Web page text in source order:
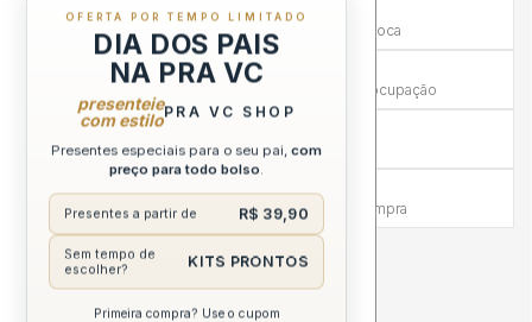
Primeira Troca Grátis
Frete por nossa conta na primeira troca
Troca em até 30 dias
Mais tempo para experimentar sem preocupação
7 dias para reembolso integral
Atendimento Humanizado
Via WhatsApp antes e depois da compra
DESCRIÇÃO COMPLETA
OFERTA POR TEMPO LIMITADO
DIA DOS PAIS
NA PRA VC
presenteie
com estiloPRA VC SHOP
Presentes especiais para o seu pai, com
preço para todo bolso.
Presentes a partir de R$ 39,90
Sem tempo de
escolher?
KITS PRONTOS
Primeira compra? Use o cupom